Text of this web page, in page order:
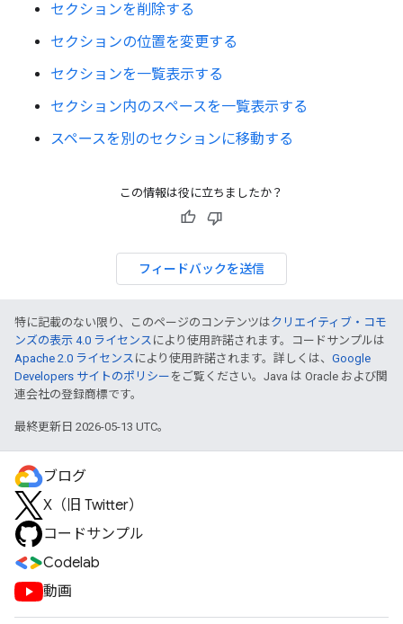
セクションを削除する
セクションの位置を変更する
セクションを一覧表示する
セクション内のスペースを一覧表示する
スペースを別のセクションに移動する
この情報は役に立ちましたか？
フィードバックを送信
特に記載のない限り、このページのコンテンツはクリエイティブ・コモ
ンズの表示 4.0 ライセンス により使用許諾されます。コードサンプルは
Apache 2.0 ライセンス により使用許諾されます。詳しくは、 Google
Developers サイトのポリシー をご覧ください。Java は Oracle および関
連会社の登録商標です。
最終更新日 2026-05-13 UTC。
ブログ
X（旧 Twitter）
コードサンプル
Codelab
動画